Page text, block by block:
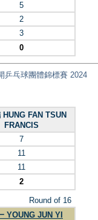
5
2
3
0
乒乓球團體錦標賽 2024
HUNG FAN TSUN
FRANCIS
7
11
11
2
Round of 16
YOUNG JUN YI